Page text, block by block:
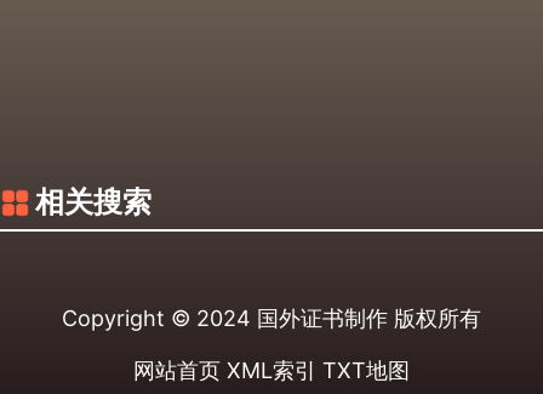
相关搜索
Copyright © 2024 国外证书制作 版权所有
网站首页 XML索引 TXT地图